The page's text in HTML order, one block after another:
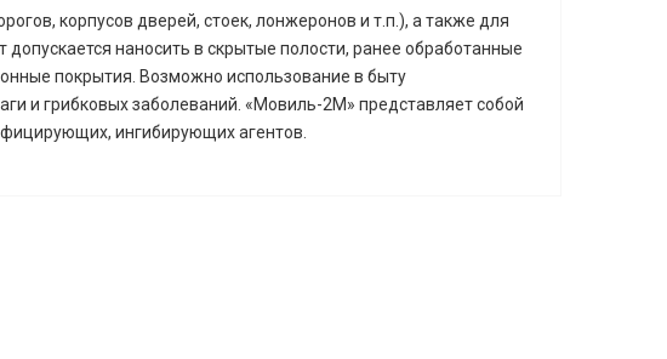
корпусов дверей, стоек, лонжеронов и т.п.), а также для
наносить в скрытые полости, ранее обработанные
покрытия. Возможно использование в быту
и грибковых заболеваний. «Мовиль-2М» представляет собой
ингибирующих агентов.